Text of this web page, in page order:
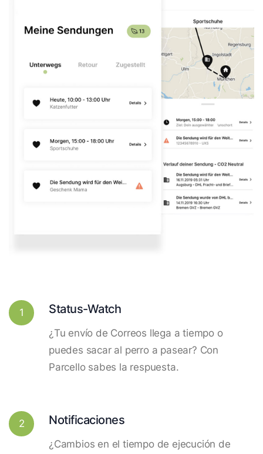
1 Status-Watch
¿Tu envío de Correos llega a tiempo o
puedes sacar al perro a pasear? Con
Parcello sabes la respuesta.
2 Notificaciones
¿Cambios en el tiempo de ejecución de